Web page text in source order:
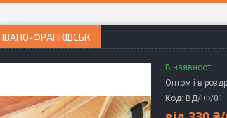
ФРАНКІВСЬК
В наявності
Оптом і в
Код: ВД/ІФ/01